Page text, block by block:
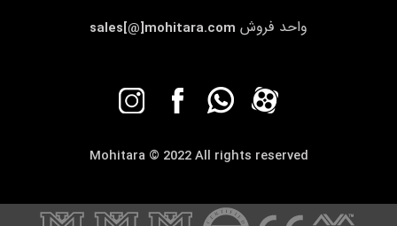
واحد فروش sales[@]mohitara.com
Mohitara © 2022 All rights reserved